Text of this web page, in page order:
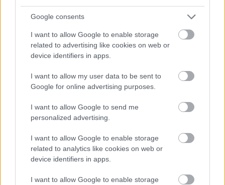
Google consents
I want to allow Google to enable storage
related to advertising like cookies on web or
device identifiers in apps.
I want to allow my user data to be sent to
Google for online advertising purposes.
I want to allow Google to send me
personalized advertising.
I want to allow Google to enable storage
related to analytics like cookies on web or
device identifiers in apps.
I want to allow Google to enable storage
Ακολουθήστε τοinsider.gr στο Google News